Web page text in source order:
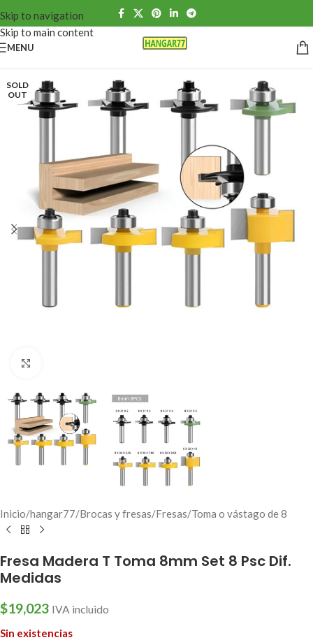
Skip to navigation
Skip to main content
MENU
SOLD
OUT
Inicio/hangar77/Brocas y fresas/Fresas/Toma o vástago de 8
Fresa Madera T Toma 8mm Set 8 Psc Dif.
Medidas
$19,023 IVA incluido
Sin existencias